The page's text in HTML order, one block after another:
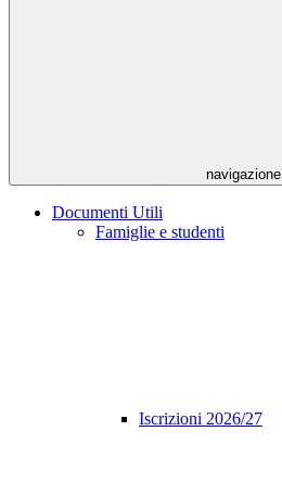
navigazione
Documenti Utili
Famiglie e studenti
Iscrizioni 2026/27